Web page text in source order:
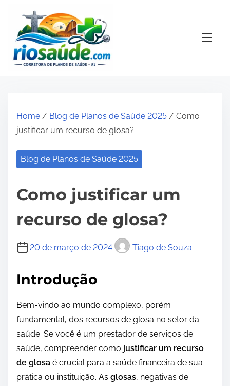
Home / Blog de Planos de Saúde 2025 / Como
justificar um recurso de glosa?
Blog de Planos de Saúde 2025
Como justificar um
recurso de glosa?
20 de março de 2024 Tiago de Souza
Introdução
Bem-vindo ao mundo complexo, porém
fundamental, dos recursos de glosa no setor da
saúde. Se você é um prestador de serviços de
saúde, compreender como justificar um recurso
de glosa é crucial para a saúde financeira de sua
prática ou instituição. As glosas, negativas de